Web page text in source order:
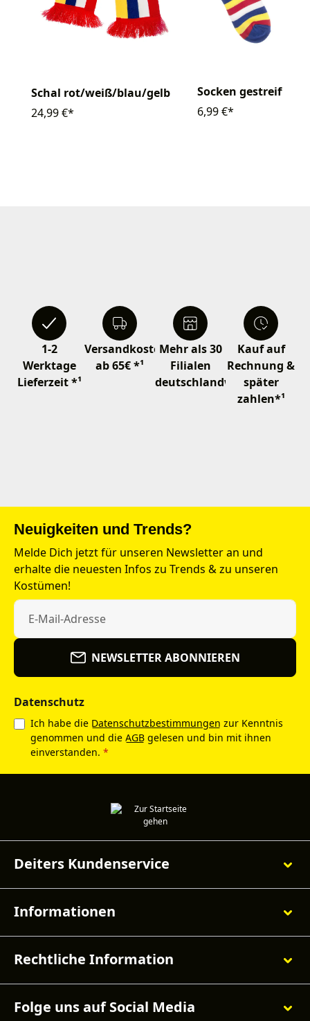
Schal rot/weiß/blau/gelb
24,99 €*
Socken gestreift
6,99 €*
1-2
Werktage
Lieferzeit *¹
Versandkostenfrei
ab 65€ *¹
Mehr als 30
Filialen
deutschlandweit
Kauf auf
Rechnung &
später
zahlen*¹
Neuigkeiten und Trends?
Melde Dich jetzt für unseren Newsletter an und
erhalte die neuesten Infos zu Trends & zu unseren
Kostümen!
NEWSLETTER ABONNIEREN
Datenschutz
Ich habe die Datenschutzbestimmungen zur Kenntnis
genommen und die AGB gelesen und bin mit ihnen
einverstanden. *
Deiters Kundenservice
Informationen
Rechtliche Information
Folge uns auf Social Media